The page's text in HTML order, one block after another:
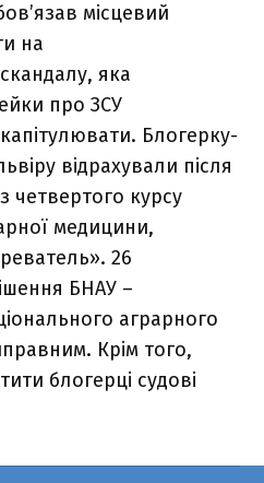
місцевий
на
яка
про ЗСУ
Блогерку-
відрахували після
четвертого курсу
медицини,
26
БНАУ –
аграрного
Крім того,
блогерці судові